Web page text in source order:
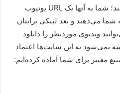
کار اساسی برایتان انجام می‌دهند؛ شما به آنها یک URL یوتیوب
شما می‌دهند و بعد لینکی برایتان
ویدیوی موردنظر را دانلود
نمی‌شود به این سایت‌ها اعتماد
معتبر برای شما آماده کرده‌ایم: